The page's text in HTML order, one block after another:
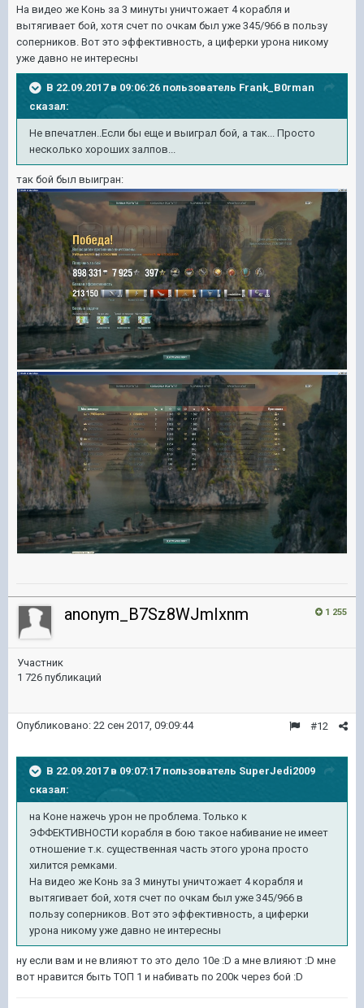
На видео же Конь за 3 минуты уничтожает 4 корабля и
вытягивает бой, хотя счет по очкам был уже 345/966 в пользу
соперников. Вот это эффективность, а циферки урона никому
уже давно не интересны
В 22.09.2017 в 09:06:26 пользователь Frank_B0rman
сказал:
Не впечатлен..Если бы еще и выиграл бой, а так... Просто
несколько хороших залпов...
так бой был выигран:
1 255
anonym_B7Sz8WJmIxnm
Участник
1 726 публикаций
#12
Опубликовано: 22 сен 2017, 09:09:44
В 22.09.2017 в 09:07:17 пользователь SuperJedi2009
сказал:
на Коне нажечь урон не проблема. Только к
ЭФФЕКТИВНОСТИ корабля в бою такое набивание не имеет
отношение т.к. существенная часть этого урона просто
хилится ремками.
На видео же Конь за 3 минуты уничтожает 4 корабля и
вытягивает бой, хотя счет по очкам был уже 345/966 в
пользу соперников. Вот это эффективность, а циферки
урона никому уже давно не интересны
ну если вам и не влияют то это дело 10е :D а мне влияют :D мне
вот нравится быть ТОП 1 и набивать по 200к через бой :D